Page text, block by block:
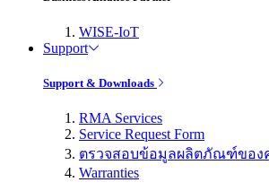
WISE-IoT
Support
Support & Downloads
RMA Services
Service Request Form
ตรวจสอบข้อมูลผลิตภัณฑ์ขอ
Warranties